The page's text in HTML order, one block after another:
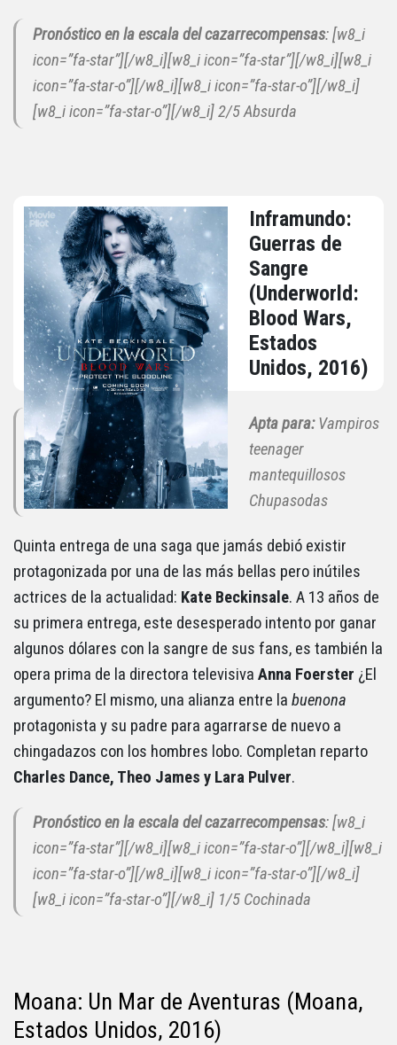
Pronóstico en la escala del cazarrecompensas: [w8_i
icon=”fa-star”][/w8_i][w8_i icon=”fa-star”][/w8_i][w8_i
icon=”fa-star-o”][/w8_i][w8_i icon=”fa-star-o”][/w8_i]
[w8_i icon=”fa-star-o”][/w8_i] 2/5 Absurda
Inframundo:
Guerras de
Sangre
(Underworld:
Blood Wars,
Estados
Unidos, 2016)
Apta para:Vampiros
teenager
mantequillosos
Chupasodas
Quinta entrega de una saga que jamás debió existir
protagonizada por una de las más bellas pero inútiles
actrices de la actualidad: Kate Beckinsale. A 13 años de
su primera entrega, este desesperado intento por ganar
algunos dólares con la sangre de sus fans, es también la
opera prima de la directora televisiva Anna Foerster ¿El
argumento? El mismo, una alianza entre la buenona
protagonista y su padre para agarrarse de nuevo a
chingadazos con los hombres lobo. Completan reparto
Charles Dance, Theo James y Lara Pulver.
Pronóstico en la escala del cazarrecompensas: [w8_i
icon=”fa-star”][/w8_i][w8_i icon=”fa-star-o”][/w8_i][w8_i
icon=”fa-star-o”][/w8_i][w8_i icon=”fa-star-o”][/w8_i]
[w8_i icon=”fa-star-o”][/w8_i] 1/5 Cochinada
Moana: Un Mar de Aventuras (Moana,
Estados Unidos, 2016)